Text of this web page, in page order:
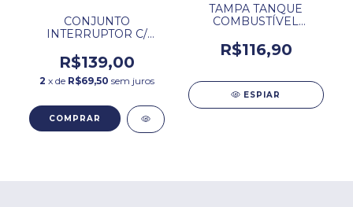
CONJUNTO
INTERRUPTOR C/
SUNDOWN S. FIFTY /
SPEED 90.
R$139,00
2 x de R$69,50 sem juros
TAMPA TANQUE
COMBUSTÍVEL
FIFTY 50 / SPEED 90
PGO.
R$116,90
ESPIAR